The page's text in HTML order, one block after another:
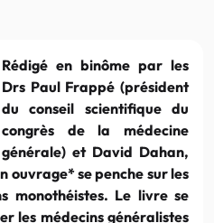
Rédigé en binôme par les
Drs Paul Frappé (président
du conseil scientifique du
congrès de la médecine
générale) et David Dahan,
ouvrage* se penche sur les
monothéistes. Le livre se
les médecins généralistes